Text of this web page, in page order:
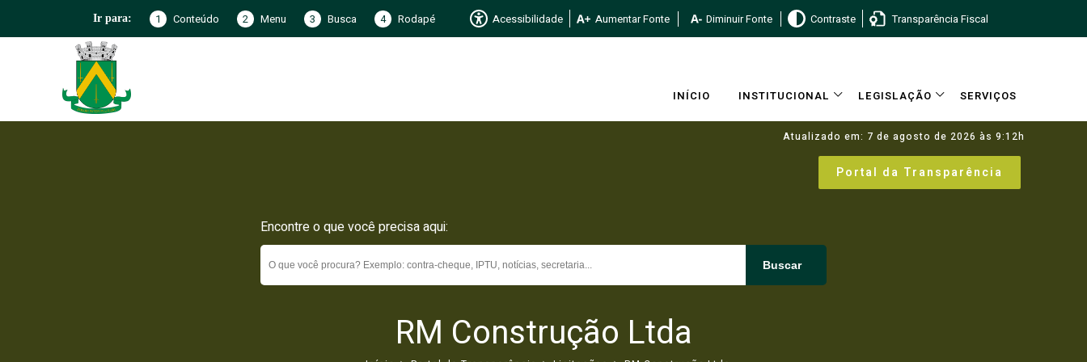
Ir para: 1 Conteúdo 2 Menu 3 Busca 4 Rodapé Acessibilidade Aumentar Fonte Diminuir Fonte Contraste Transparência Fiscal
INÍCIO INSTITUCIONAL LEGISLAÇÃO SERVIÇOS
Atualizado em: 7 de agosto de 2026 às 9:12h
Portal da Transparência
Encontre o que você precisa aqui:
Buscar
RM Construção Ltda